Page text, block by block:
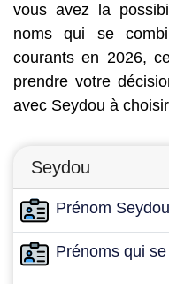
vous avez la
noms qui se
courants en 2026,
prendre votre
avec Seydou à
Seydou
Prénom
Prénoms qui